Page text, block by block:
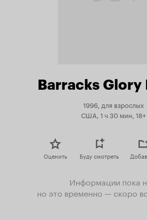
Barracks Glory
1996, для взрослых
США, 1 ч 30 мин, 18+
Оценить Буду смотреть
Информации пока
но это временно — скоро